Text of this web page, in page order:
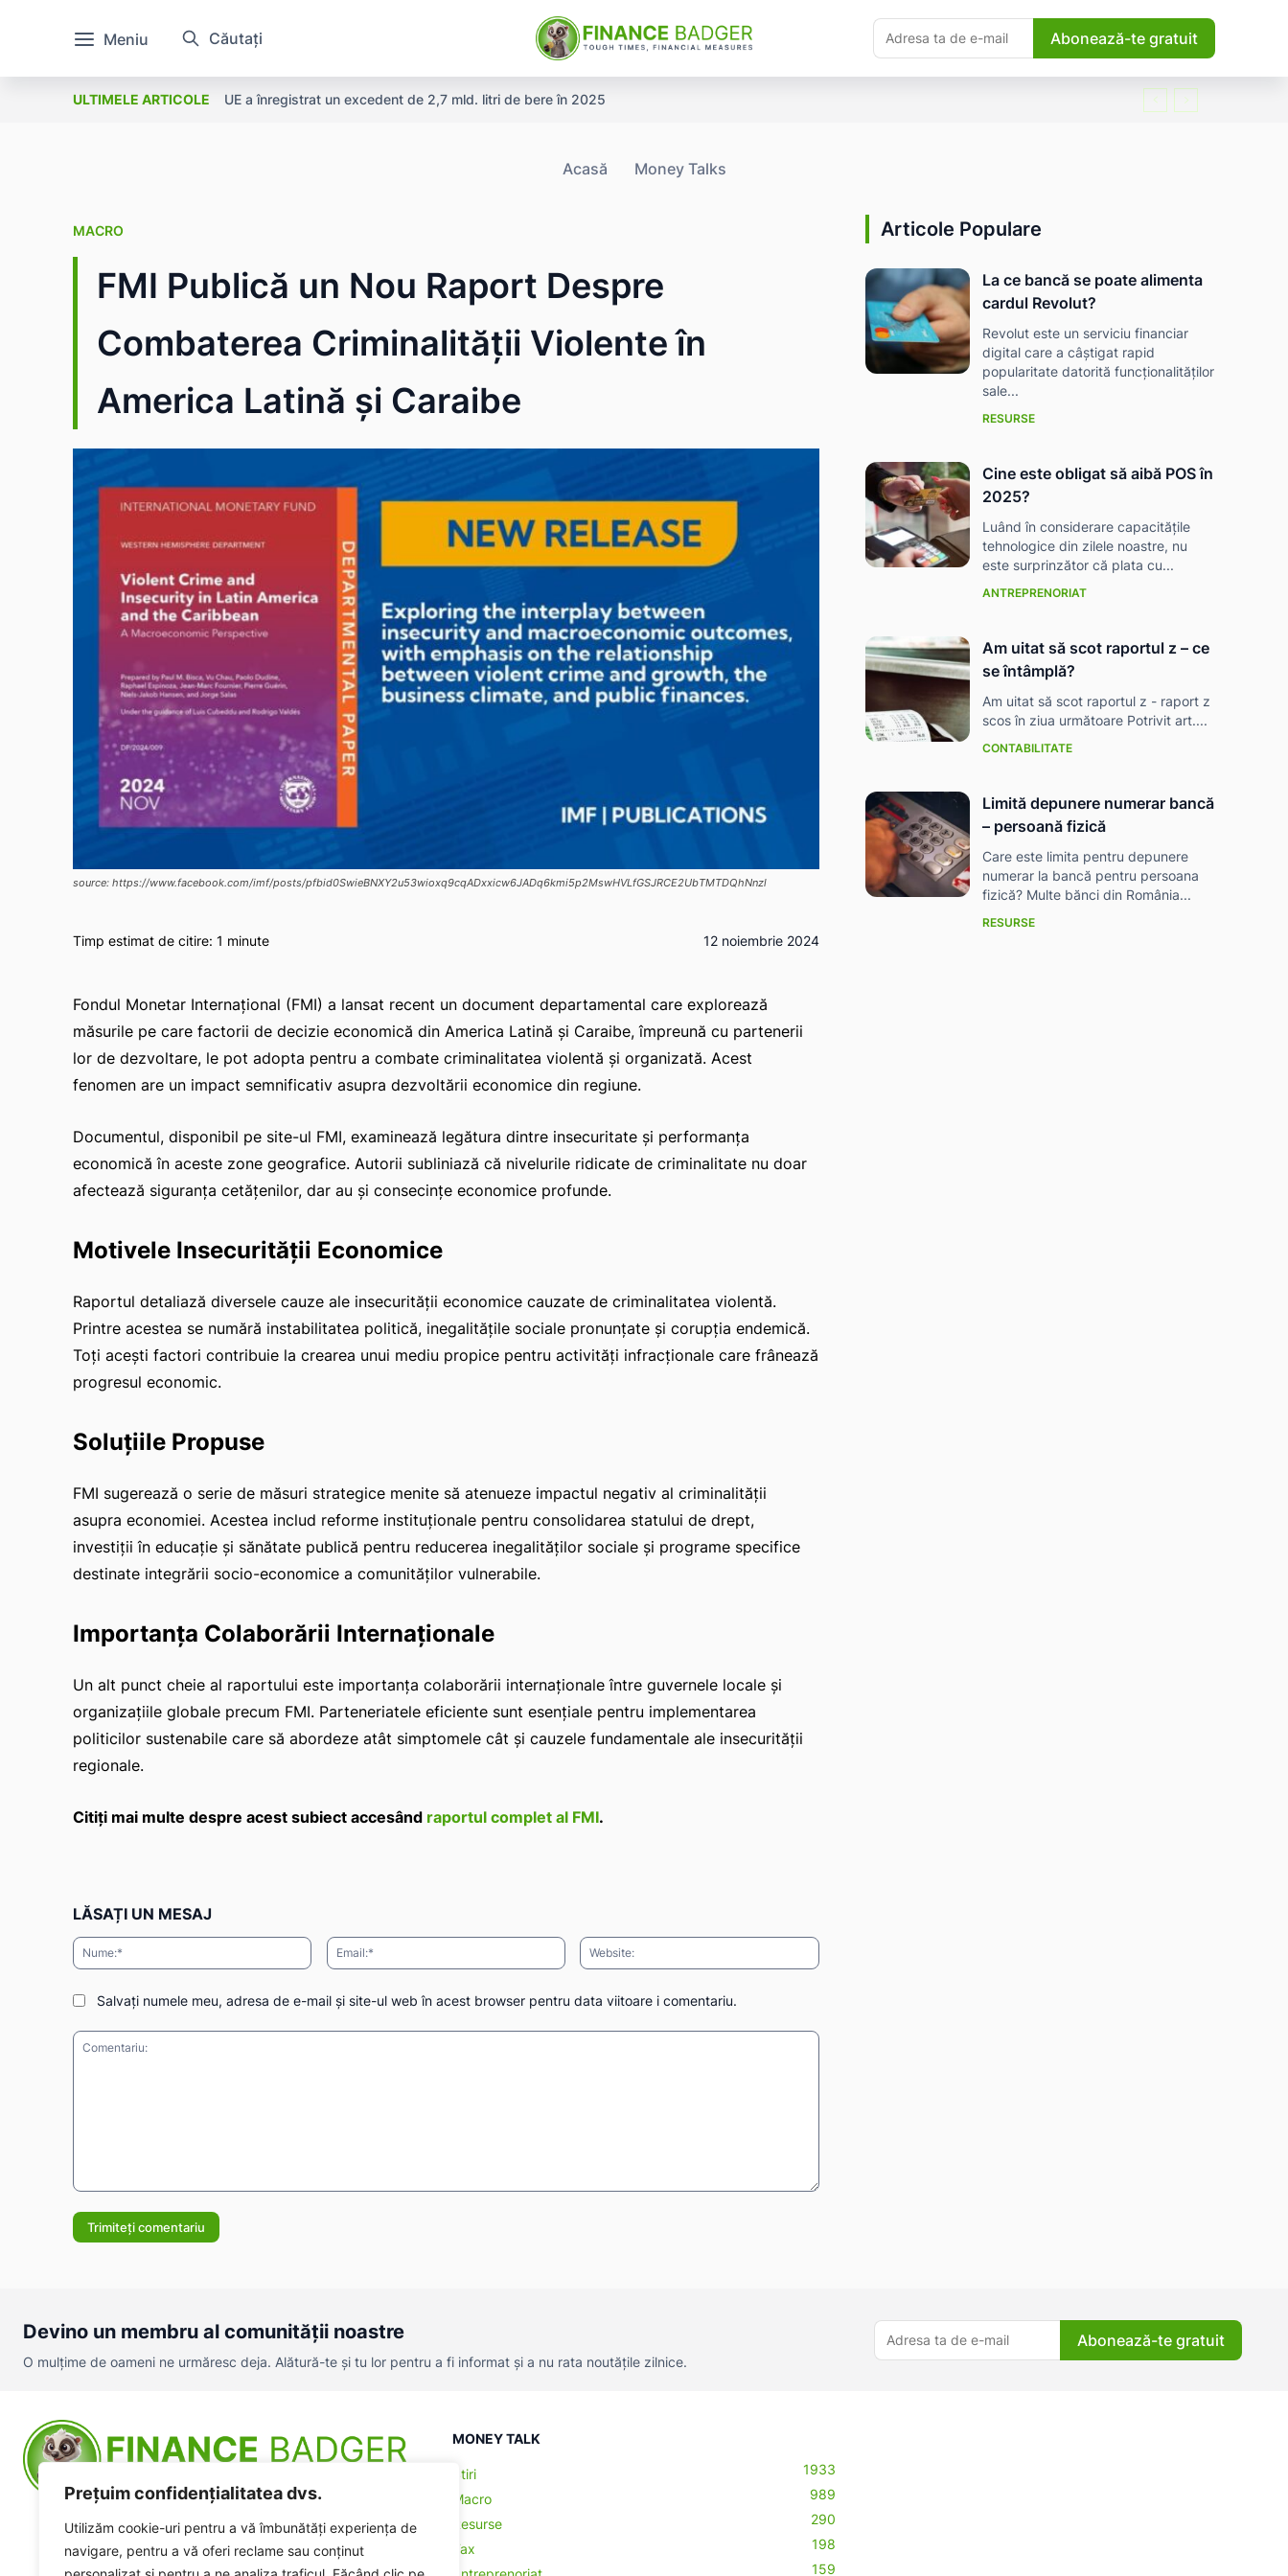
Prețuim confidențialitatea dvs.
Utilizăm cookie-uri pentru a vă îmbunătăți experiența de
navigare, pentru a vă oferi reclame sau conținut
Meniu Căutați Abonează-te gratuit
ULTIMELE ARTICOLE UE a înregistrat un excedent de 2,7 mld. litri de bere în 2025
Acasă Money Talks
MACRO
FMI Publică un Nou Raport Despre
Combaterea Criminalității Violente în
America Latină și Caraibe
source: https://www.facebook.com/imf/posts/pfbid0SwieBNXY2u53wioxq9cqADxxicw6JADq6kmi5p2MswHVLfGSJRCE2UbTMTDQhNnzl
Timp estimat de citire: 1 minute 12 noiembrie 2024
Fondul Monetar Internațional (FMI) a lansat recent un document departamental care explorează
măsurile pe care factorii de decizie economică din America Latină și Caraibe, împreună cu partenerii
lor de dezvoltare, le pot adopta pentru a combate criminalitatea violentă și organizată. Acest
fenomen are un impact semnificativ asupra dezvoltării economice din regiune.
Documentul, disponibil pe site-ul FMI, examinează legătura dintre insecuritate și performanța
economică în aceste zone geografice. Autorii subliniază că nivelurile ridicate de criminalitate nu doar
afectează siguranța cetățenilor, dar au și consecințe economice profunde.
Motivele Insecurității Economice
Raportul detaliază diversele cauze ale insecurității economice cauzate de criminalitatea violentă.
Printre acestea se numără instabilitatea politică, inegalitățile sociale pronunțate și corupția endemică.
Toți acești factori contribuie la crearea unui mediu propice pentru activități infracționale care frânează
progresul economic.
Soluțiile Propuse
FMI sugerează o serie de măsuri strategice menite să atenueze impactul negativ al criminalității
asupra economiei. Acestea includ reforme instituționale pentru consolidarea statului de drept,
investiții în educație și sănătate publică pentru reducerea inegalităților sociale și programe specifice
destinate integrării socio-economice a comunităților vulnerabile.
Importanța Colaborării Internaționale
Un alt punct cheie al raportului este importanța colaborării internaționale între guvernele locale și
organizațiile globale precum FMI. Parteneriatele eficiente sunt esențiale pentru implementarea
politicilor sustenabile care să abordeze atât simptomele cât și cauzele fundamentale ale insecurității
regionale.
Citiți mai multe despre acest subiect accesând raportul complet al FMI.
LĂSAȚI UN MESAJ
Nume:* Email:* Website:
Salvați numele meu, adresa de e-mail și site-ul web în acest browser pentru data viitoare i comentariu.
Articole Populare
La ce bancă se poate alimenta
cardul Revolut?
Revolut este un serviciu financiar
digital care a câștigat rapid
popularitate datorită funcționalităților
sale...
RESURSE
Cine este obligat să aibă POS în
2025?
Luând în considerare capacitățile
tehnologice din zilele noastre, nu
este surprinzător că plata cu...
ANTREPRENORIAT
Am uitat să scot raportul z – ce
se întâmplă?
Am uitat să scot raportul z - raport z
scos în ziua următoare Potrivit art....
CONTABILITATE
Limită depunere numerar bancă
– persoană fizică
Care este limita pentru depunere
numerar la bancă pentru persoana
fizică? Multe bănci din România...
RESURSE
Devino un membru al comunității noastre
O mulțime de oameni ne urmăresc deja. Alătură-te și tu lor pentru a fi informat și a nu rata noutățile zilnice.
Abonează-te gratuit
MONEY TALK
Știri
1933
Macro
989
Resurse
290
Tax
198
159